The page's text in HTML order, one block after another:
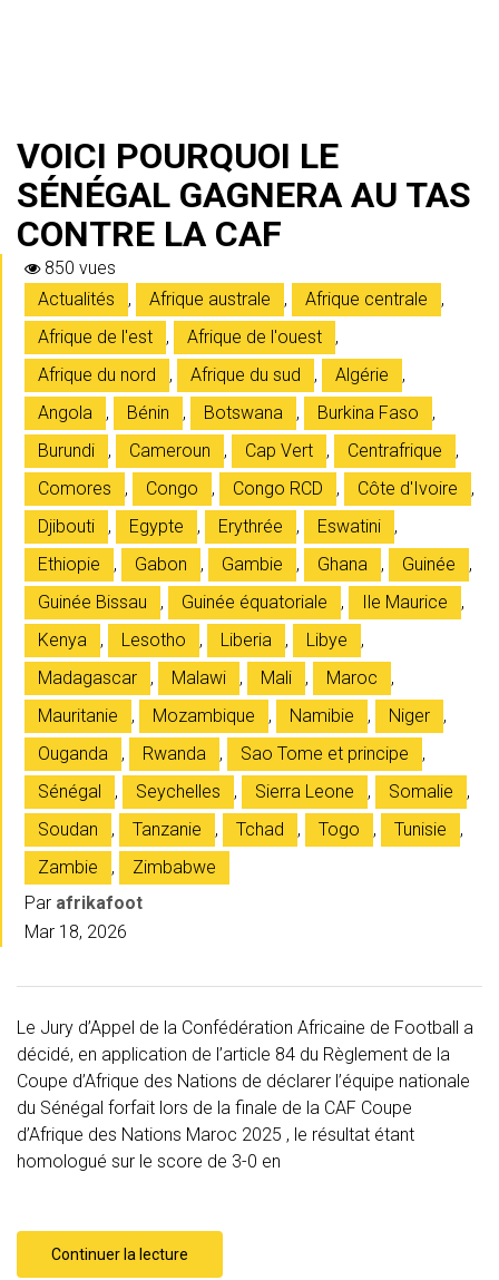
VOICI POURQUOI LE
SÉNÉGAL GAGNERA AU TAS
CONTRE LA CAF
850 vues
Actualités
, Afrique australe , Afrique centrale
,
Afrique de l'est
, Afrique de l'ouest
,
Afrique du nord
, Afrique du sud , Algérie
,
Angola
, Bénin , Botswana , Burkina Faso
,
Burundi
, Cameroun , Cap Vert , Centrafrique
,
Comores
, Congo , Congo RCD , Côte d'Ivoire
,
Djibouti
, Egypte , Erythrée , Eswatini
,
Ethiopie
, Gabon , Gambie , Ghana , Guinée
,
Guinée Bissau
, Guinée équatoriale , Ile Maurice
,
Kenya
, Lesotho , Liberia , Libye
,
Madagascar
, Malawi , Mali , Maroc
,
Mauritanie
, Mozambique , Namibie , Niger
,
Ouganda
, Rwanda , Sao Tome et principe
,
Sénégal
, Seychelles , Sierra Leone , Somalie
,
Soudan
, Tanzanie , Tchad , Togo , Tunisie
,
Zambie
,
Zimbabwe
Par afrikafoot
Mar 18, 2026
Le Jury d’Appel de la Confédération Africaine de Football a
décidé, en application de l’article 84 du Règlement de la
Coupe d’Afrique des Nations de déclarer l’équipe nationale
du Sénégal forfait lors de la finale de la CAF Coupe
d’Afrique des Nations Maroc 2025 , le résultat étant
homologué sur le score de 3-0 en
Continuer la lecture